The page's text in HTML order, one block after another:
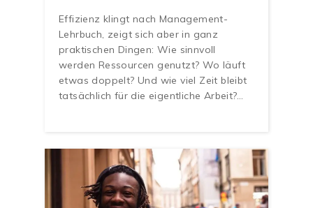
Effizienz klingt nach Management-
Lehrbuch, zeigt sich aber in ganz
praktischen Dingen: Wie sinnvoll
werden Ressourcen genutzt? Wo läuft
etwas doppelt? Und wie viel Zeit bleibt
tatsächlich für die eigentliche Arbeit?…